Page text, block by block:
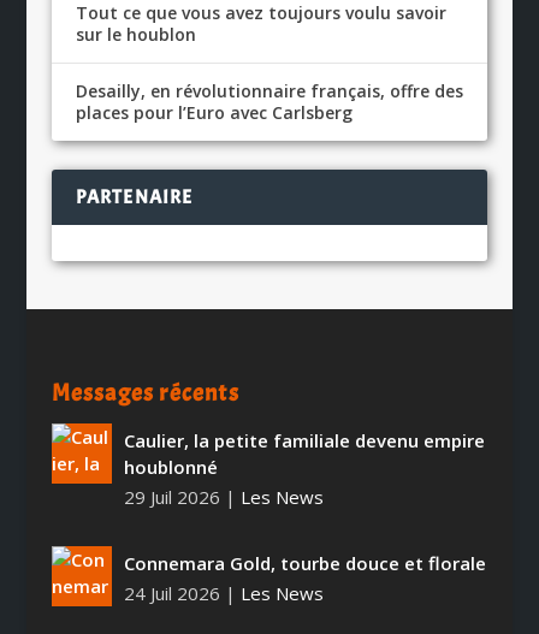
Tout ce que vous avez toujours voulu savoir
sur le houblon
Desailly, en révolutionnaire français, offre des
places pour l’Euro avec Carlsberg
PARTENAIRE
Messages récents
Caulier, la petite familiale devenu empire
houblonné
29 Juil 2026 | Les News
Connemara Gold, tourbe douce et florale
24 Juil 2026 | Les News